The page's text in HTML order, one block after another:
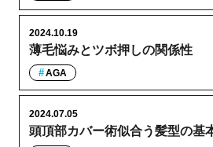
薄毛悩みとツボ押しの関係性
2024.10.19
AGA
頭頂部カバー術似合う髪型の基
2024.07.05